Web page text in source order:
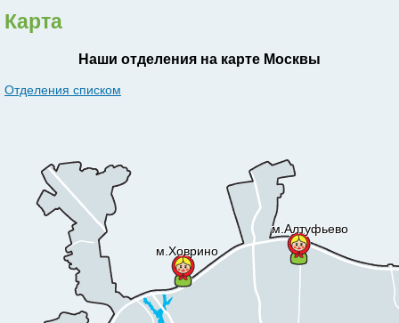
Карта
Наши отделения на карте Москвы
Отделения списком
м.Алтуфьево
м.Ховрино